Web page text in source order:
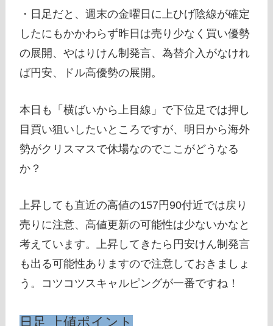
・日足だと、週末の金曜日に上ひげ陰線が確定
したにもかかわらず昨日は売り少なく買い優勢
の展開、やはりけん制発言、為替介入がなけれ
ば円安、ドル高優勢の展開。
本日も「横ばいから上目線」で下位足では押し
目買い狙いしたいところですが、明日から海外
勢がクリスマスで休場なのでここがどうなる
か？
上昇しても直近の高値の157円90付近では戻り
売りに注意、高値更新の可能性は少ないかなと
考えています。上昇してきたら円安けん制発言
も出る可能性ありますので注意しておきましょ
う。コツコツスキャルピングが一番ですね！
日足 上値ポイント